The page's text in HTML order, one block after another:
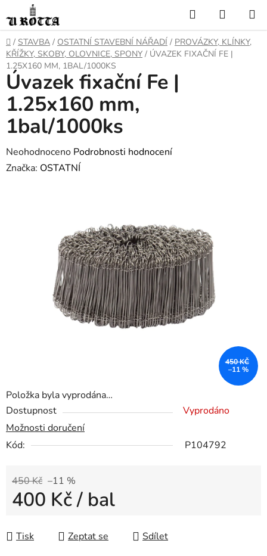
na
obsah
Hledat
KOŠÍK
DOMŮ
/ STAVBA / OSTATNÍ STAVEBNÍ NÁŘADÍ / PROVÁZKY, KLÍNKY,
KŘÍŽKY, SKOBY, OLOVNICE, SPONY / ÚVAZEK FIXAČNÍ FE |
1.25X160 MM, 1BAL/1000KS
Položka byla vyprodána…
Dostupnost
Vyprodáno
Možnosti doručení
Kód:
P104792
450 Kč –11 %
400 Kč/ bal
Tisk
Zeptat se Sdílet
Úvazek fixační Fe |
1.25x160 mm,
1bal/1000ks
Průměrné
hodnocení
Neohodnoceno Podrobnosti hodnocení
Značka: OSTATNÍ
450 KČ
–11 %